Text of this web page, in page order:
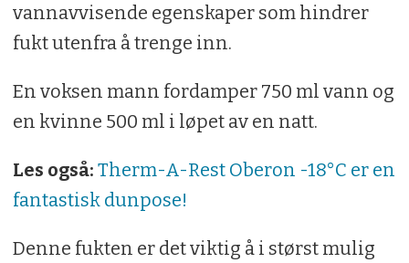
vannavvisende egenskaper som hindrer
fukt utenfra å trenge inn.
En voksen mann fordamper 750 ml vann og
en kvinne 500 ml i løpet av en natt.
Les også: Therm-A-Rest Oberon -18°C er en
fantastisk dunpose!
Denne fukten er det viktig å i størst mulig